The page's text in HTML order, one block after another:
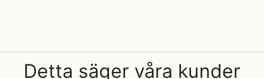
Detta säger våra kunder